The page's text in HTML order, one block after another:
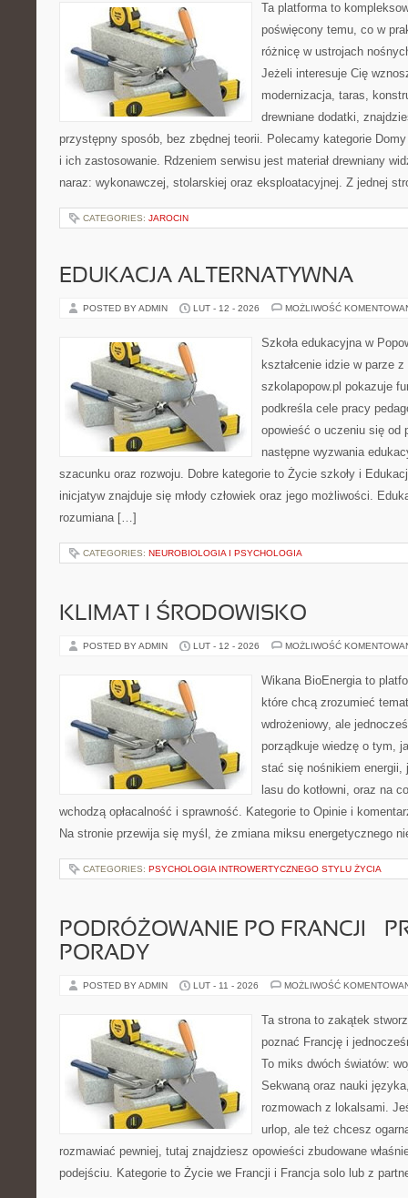
Ta platforma to
poświęcony temu, co w
różnicę w ustrojach
Jeżeli interesuje Cię
modernizacja, taras,
drewniane dodatki,
przystępny sposób, bez zbędnej teorii. Polecamy kategorie
i ich zastosowanie. Rdzeniem serwisu jest materiał drewniany
naraz: wykonawczej, stolarskiej oraz eksploatacyjnej. Z jednej
CATEGORIES: JAROCIN
EDUKACJA ALTERNATYWNA
POSTED BY ADMIN LUT - 12 - 2026 MOŻLIWOŚĆ
Szkoła edukacyjna w
kształcenie idzie w parze
szkolapopow.pl pokazuje
podkreśla cele pracy
opowieść o uczeniu się od
następne wyzwania
szacunku oraz rozwoju. Dobre kategorie to Życie szkoły i
inicjatyw znajduje się młody człowiek oraz jego możliwości.
rozumiana […]
CATEGORIES: NEUROBIOLOGIA I PSYCHOLOGIA
KLIMAT I ŚRODOWISKO
POSTED BY ADMIN LUT - 12 - 2026 MOŻLIWOŚĆ
Wikana BioEnergia to
które chcą zrozumieć
wdrożeniowy, ale
porządkuje wiedzę o tym,
stać się nośnikiem energii,
lasu do kotłowni, oraz na
wchodzą opłacalność i sprawność. Kategorie to Opinie i
Na stronie przewija się myśl, że zmiana miksu energetycznego
CATEGORIES: PSYCHOLOGIA INTROWERTYCZNEGO STYLU ŻYCIA
PODRÓŻOWANIE PO FRANCJI –
PORADY
POSTED BY ADMIN LUT - 11 - 2026 MOŻLIWOŚĆ
Ta strona to zakątek
poznać Francję i
To miks dwóch światów:
Sekwaną oraz nauki
rozmowach z lokalsami.
urlop, ale też chcesz
rozmawiać pewniej, tutaj znajdziesz opowieści zbudowane
podejściu. Kategorie to Życie we Francji i Francja solo lub z